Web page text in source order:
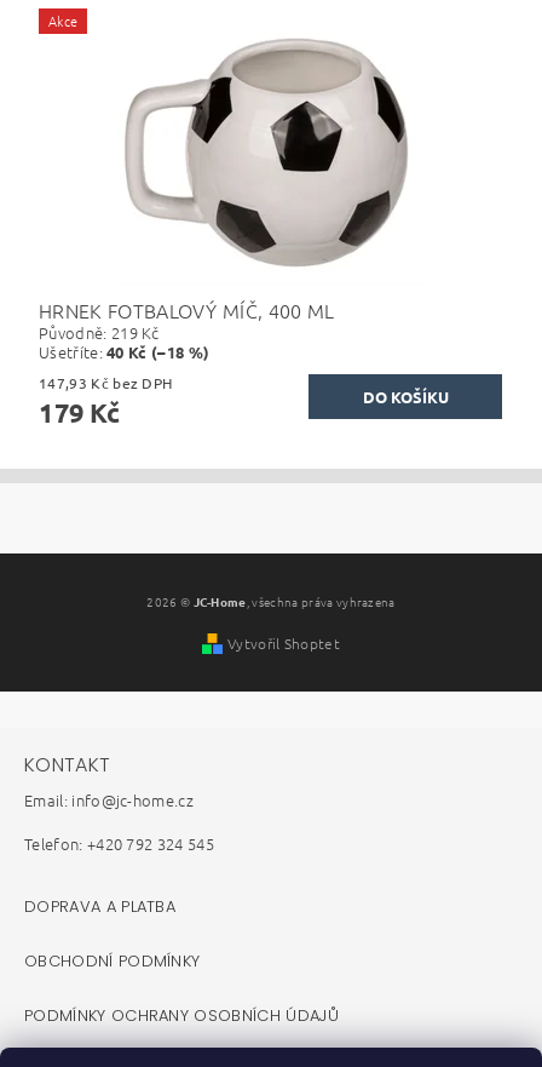
Akce
HRNEK FOTBALOVÝ MÍČ, 400 ML
Původně: 219 Kč
Ušetříte:40 Kč (–18 %)
147,93 Kč bez DPH
179 Kč
2026 © JC-Home , všechna práva vyhrazena
Vytvořil Shoptet
KONTAKT
Email: info@jc-home.cz
Telefon: +420 792 324 545
DOPRAVA A PLATBA
OBCHODNÍ PODMÍNKY
PODMÍNKY OCHRANY OSOBNÍCH ÚDAJŮ